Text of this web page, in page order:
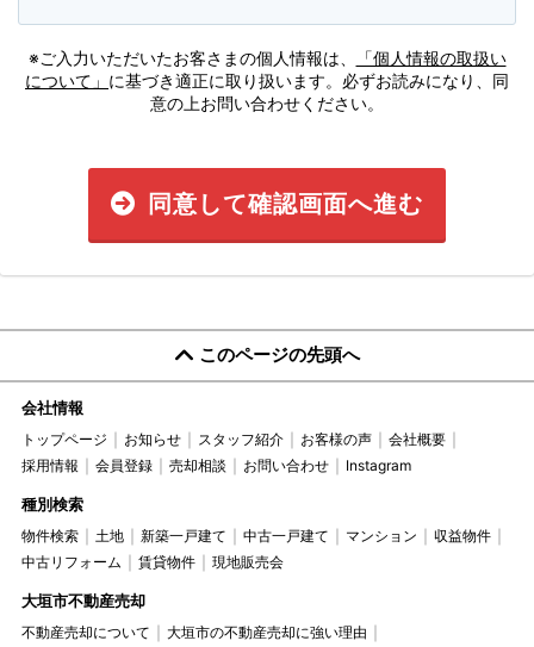
※ご入力いただいたお客さまの個人情報は、
「個人情報の取扱い
について」 に基づき適正に取り扱います。必ずお読みになり、同
意の上お問い合わせください。
同意して確認画面へ進む
このページの先頭へ
会社情報
トップページ お知らせ スタッフ紹介 お客様の声
会社概要
採用情報
会員登録 売却相談 お問い合わせ Instagram
種別検索
物件検索 土地 新築一戸建て 中古一戸建て マンション
収益物件
中古リフォーム
賃貸物件 現地販売会
大垣市不動産売却
不動産売却について
大垣市の不動産売却に強い理由